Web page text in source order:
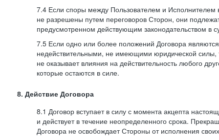
7.4 Если споры между Пользователем и Исполнителем
не разрешены путем переговоров Сторон, они
предусмотренном действующим законодательством в
7.5 Если одно или более положений Договора
недействительными, не имеющими юридической силы,
не оказывает влияния на действительность любого
которые остаются в силе.
8. Действие Договора
8.1 Договор вступает в силу с момента акцепта
и действует в течение неопределенного срока.
Договора не освобождает Стороны от исполнения